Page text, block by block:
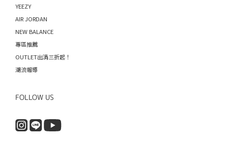
YEEZY
AIR JORDAN
NEW BALANCE
專區推薦
OUTLET出清三折起！
潮流報導
FOLLOW US